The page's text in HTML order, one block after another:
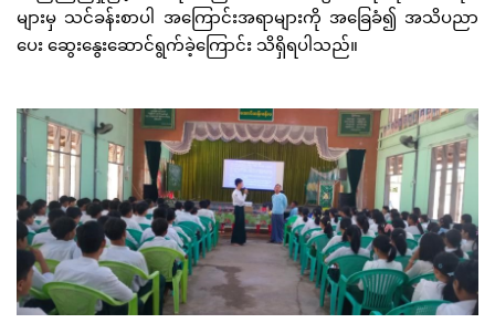
များမှ သင်ခန်းစာပါ အကြောင်းအရာများကို အခြေခံ၍ အသိပညာ
ပေး ဆွေးနွေးဆောင်ရွက်ခဲ့ကြောင်း သိရှိရပါသည်။